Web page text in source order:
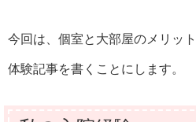
今回は、個室と大部屋のメリッ
体験記事を書くことにします。